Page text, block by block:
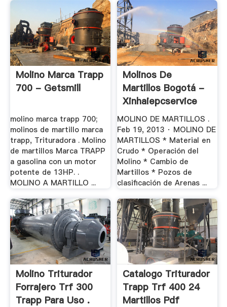
Molino Marca Trapp
700 - Getsmill
molino marca trapp 700;
molinos de martillo marca
trapp, Trituradora . Molino
de martillos Marca TRAPP
a gasolina con un motor
potente de 13HP. .
MOLINO A MARTILLO ...
Molinos De
Martillos Bogotá -
Xinhaiepcservice
MOLINO DE MARTILLOS .
Feb 19, 2013 · MOLINO DE
MARTILLOS * Material en
Crudo * Operación del
Molino * Cambio de
Martillos * Pozos de
clasificación de Arenas ...
Molino Triturador
Forrajero Trf 300
Trapp Para Uso .
Catalogo Triturador
Trapp Trf 400 24
Martillos Pdf